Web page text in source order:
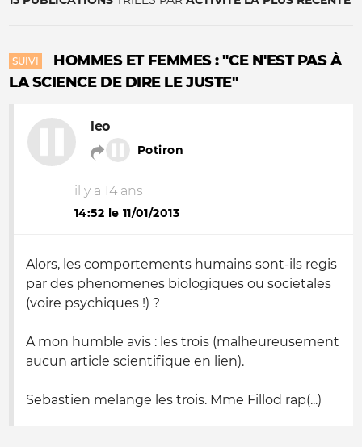
SUIVI
HOMMES ET FEMMES : "CE N'EST PAS À
LA SCIENCE DE DIRE LE JUSTE"
leo
Potiron
il y a 14 ans
14:52 le 11/01/2013
Alors, les comportements humains sont-ils regis
par des phenomenes biologiques ou societales
(voire psychiques !) ?
A mon humble avis : les trois (malheureusement
aucun article scientifique en lien).
Sebastien melange les trois. Mme Fillod rap(...)